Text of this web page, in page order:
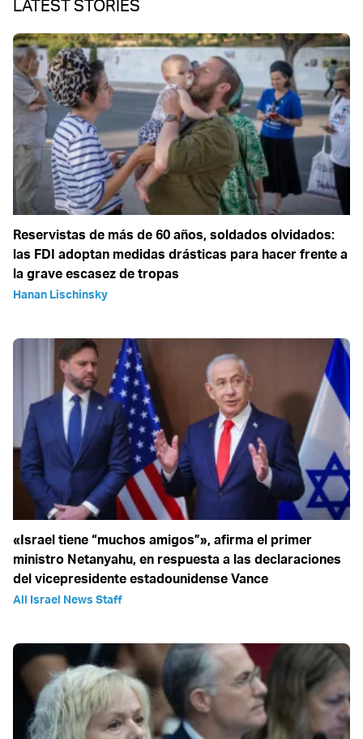
LATEST STORIES
Reservistas de más de 60 años, soldados olvidados:
las FDI adoptan medidas drásticas para hacer frente a
la grave escasez de tropas
Hanan Lischinsky
«Israel tiene “muchos amigos”», afirma el primer
ministro Netanyahu, en respuesta a las declaraciones
del vicepresidente estadounidense Vance
All Israel News Staff